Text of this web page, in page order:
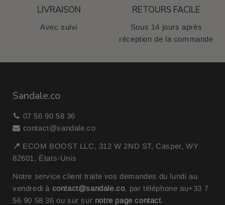
LIVRAISON
Avec suivi
RETOURS FACILE
Sous 14 jours après
réception de la commande
Sandale.co
07 56 90 58 36
contact@sandale.co
📍 ECOM BOOST LLC, 312 W 2ND ST, Casper, WY
82601, États-Unis
Notre service client traite vos demandes du lundi au
vendredi à contact@sandale.co, par téléphone au+33 7
56 90 58 36ou sur sur notre page contact.